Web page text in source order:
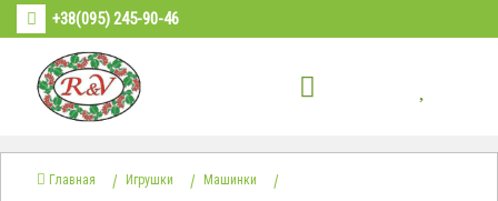
+38(095) 245-90-46
Главная Игрушки Машинки